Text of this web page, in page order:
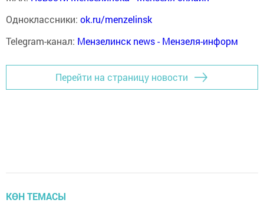
Одноклассники: ok.ru/menzelinsk
Telegram-канал: Мензелинск news - Мензеля-информ
Перейти на страницу новости
КӨН ТЕМАСЫ